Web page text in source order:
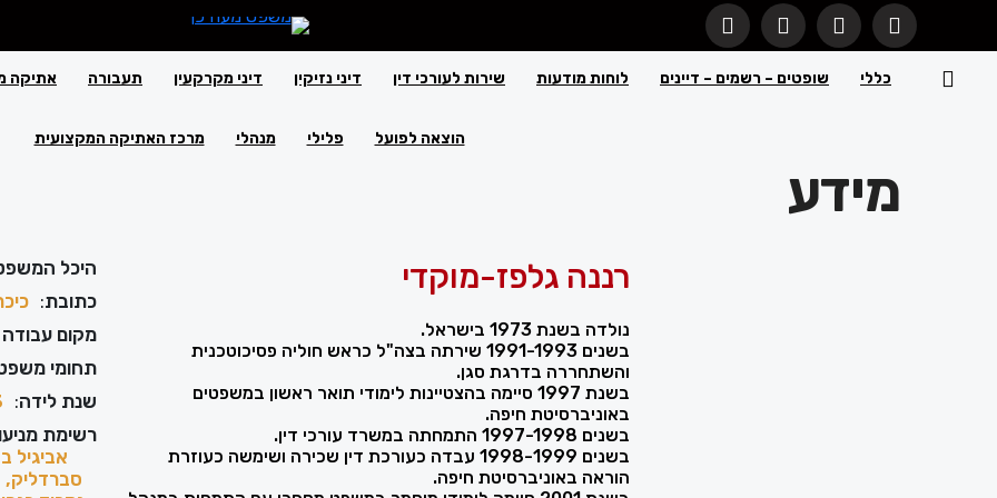
כללי שופטים – רשמים – דיינים לוחות מודעות שירות לעורכי דין דיני נזיקין דיני מקרקעין תעבורה אתיקה
הוצאה לפועל פלילי מנהלי מרכז האתיקה המקצועית
מידע
רננה גלפז-מוקדי
נולדה בשנת 1973 בישראל.
בשנים 1991-1993 שירתה בצה"ל כראש חוליה פסיכוטכנית
והשתחררה בדרגת סגן.
בשנת 1997 סיימה בהצטיינות לימודי תואר ראשון במשפטים
באוניברסיטת חיפה.
בשנים 1997-1998 התמחתה במשרד עורכי דין.
בשנים 1998-1999 עבדה כעורכת דין שכירה ושימשה כעוזרת
הוראה באוניברסיטת חיפה.
היכל
כתובת:
מקום
תחומי
שנת לידה:
רשימת
אביגיל
סברדליק,